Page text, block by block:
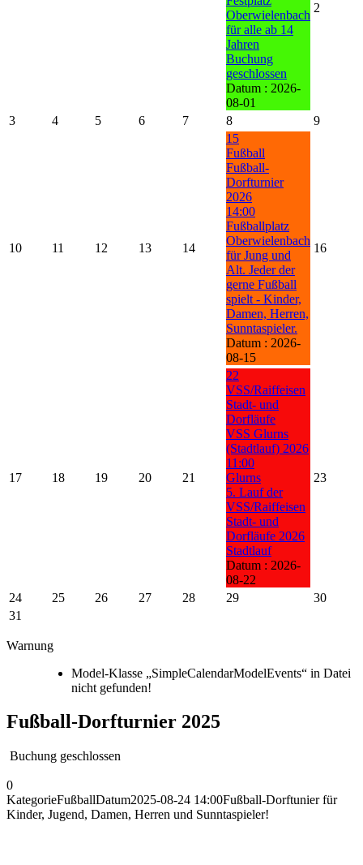
Oberwielenbach
für alle ab 14
Jahren
Buchung
geschlossen
Datum : 2026-
08-01
2
3 4 5 6 7 8 9
10 11 12 13 14
15
Fußball
Fußball-
Dorfturnier
2026
14:00
Fußballplatz
Oberwielenbach
für Jung und
Alt. Jeder der
gerne Fußball
spielt - Kinder,
Damen, Herren,
Sunntaspieler.
Datum : 2026-
08-15
16
17 18 19 20 21
22
VSS/Raiffeisen
Stadt- und
Dorfläufe
VSS Glurns
(Stadtlauf) 2026
11:00
Glurns
5. Lauf der
VSS/Raiffeisen
Stadt- und
Dorfläufe 2026
Stadtlauf
Datum : 2026-
08-22
23
24 25 26 27 28 29
30
31
Warnung
Model-Klasse „SimpleCalendarModelEvents“ in Datei
nicht gefunden!
Fußball-Dorfturnier 2025
Buchung geschlossen
0
KategorieFußballDatum2025-08-24 14:00Fußball-Dorftunier für
Kinder, Jugend, Damen, Herren und Sunntaspieler!